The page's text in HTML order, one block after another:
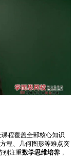
程覆盖全部核心知识
程、几何图形等难点突
别注重数学思维培养 ，